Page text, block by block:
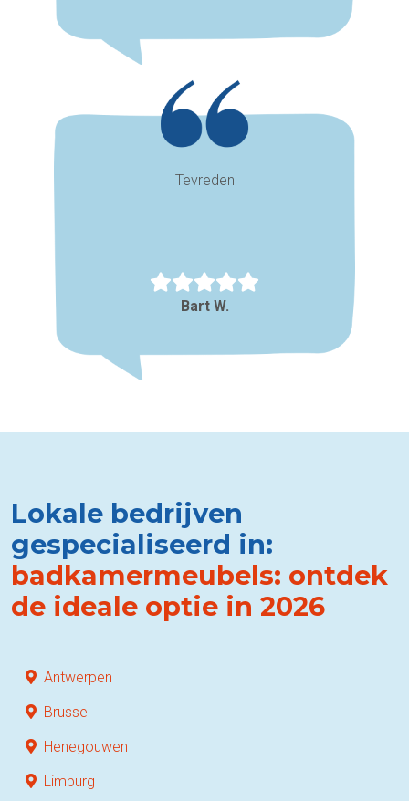
Tevreden
Bart W.
Lokale bedrijven
gespecialiseerd in:
badkamermeubels: ontdek
de ideale optie in 2026
Antwerpen
Brussel
Henegouwen
Limburg